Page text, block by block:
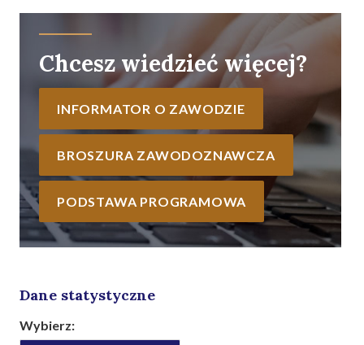
Chcesz wiedzieć więcej?
INFORMATOR O ZAWODZIE
BROSZURA ZAWODOZNAWCZA
PODSTAWA PROGRAMOWA
Dane statystyczne
Wybierz: